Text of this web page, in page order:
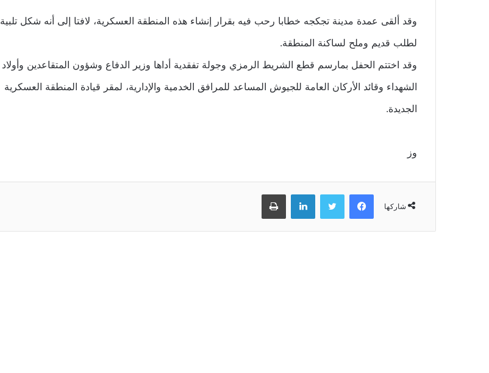
وقد ألقى عمدة مدينة تجكجه خطابا رحب فيه بقرار إنشاء هذه المنطقة العسكرية، لافتا إلى أنه شكل تلبية
لطلب قديم وملح لساكنة المنطقة.
وقد اختتم الحفل بمارسم قطع الشريط الرمزي وجولة تفقدية أداها وزير الدفاع وشؤون المتقاعدين وأولاد
الشهداء وقائد الأركان العامة للجيوش المساعد للمرافق الخدمية والإدارية، لمقر قيادة المنطقة العسكرية
الجديدة.
وز
شاركها
فيسبوك تويتر لينكدإن طباعة